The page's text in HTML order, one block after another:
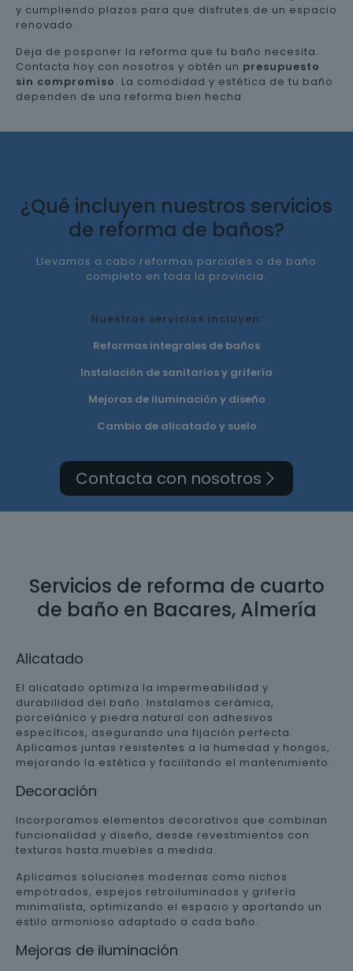
y cumpliendo plazos para que disfrutes de un espacio
renovado.
Deja de posponer la reforma que tu baño necesita.
Contacta hoy con nosotros y obtén un presupuesto
sin compromiso. La comodidad y estética de tu baño
dependen de una reforma bien hecha.
¿Qué incluyen nuestros servicios
de reforma de baños?
Llevamos a cabo reformas parciales o de baño
completo en toda la provincia.
Nuestros servicios incluyen:
Reformas integrales de baños
Instalación de sanitarios y grifería
Mejoras de iluminación y diseño
Cambio de alicatado y suelo
Contacta con nosotros
Servicios de reforma de cuarto
de baño en Bacares, Almería
Alicatado
El alicatado optimiza la impermeabilidad y
durabilidad del baño. Instalamos cerámica,
porcelánico y piedra natural con adhesivos
específicos, asegurando una fijación perfecta.
Aplicamos juntas resistentes a la humedad y hongos,
mejorando la estética y facilitando el mantenimiento.
Decoración
Incorporamos elementos decorativos que combinan
funcionalidad y diseño, desde revestimientos con
texturas hasta muebles a medida.
Aplicamos soluciones modernas como nichos
empotrados, espejos retroiluminados y grifería
minimalista, optimizando el espacio y aportando un
estilo armonioso adaptado a cada baño.
Mejoras de iluminación